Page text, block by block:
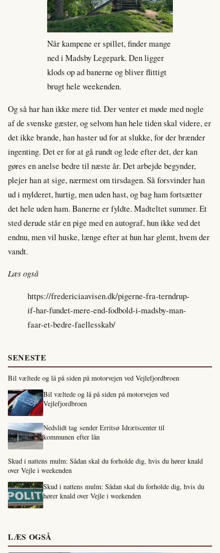
Når kampene er spillet, finder mange
ned i Madsby Legepark. Den ligger
klods op ad banerne og bliver flittigt
brugt hele weekenden.
Og så har han ikke mere tid. Der venter et møde med nogle
af de svenske gæster, og selvom han hele tiden skal videre, er
det ikke brande, han haster ud for at slukke, for der brænder
ingenting. Det er for at gå rundt og lede efter det, der kan
gøres en anelse bedre til næste år. Det arbejde begynder,
plejer han at sige, nærmest om tirsdagen. Så forsvinder han
ud i mylderet, hurtig, men uden hast, og bag ham fortsætter
det hele uden ham. Banerne er fyldte. Madteltet summer. Et
sted derude står en pige med en autograf, hun ikke ved det
endnu, men vil huske, længe efter at hun har glemt, hvem der
vandt.
Læs også
https://fredericiaavisen.dk/pigerne-fra-terndrup-
if-har-fundet-mere-end-fodbold-i-madsby-man-
faar-et-bedre-faellesskab/
SENESTE
Bil væltede og lå på siden på motorvejen ved Vejlefjordbroen
Bil væltede og lå på siden på motorvejen ved
Vejlefjordbroen
Nedslidt tag sender Erritsø Idrætscenter til
kommunen efter lån
Skud i nattens mulm: Sådan skal du forholde dig, hvis du hører knald
over Vejle i weekenden
Skud i nattens mulm: Sådan skal du forholde dig, hvis du
hører knald over Vejle i weekenden
LÆS OGSÅ